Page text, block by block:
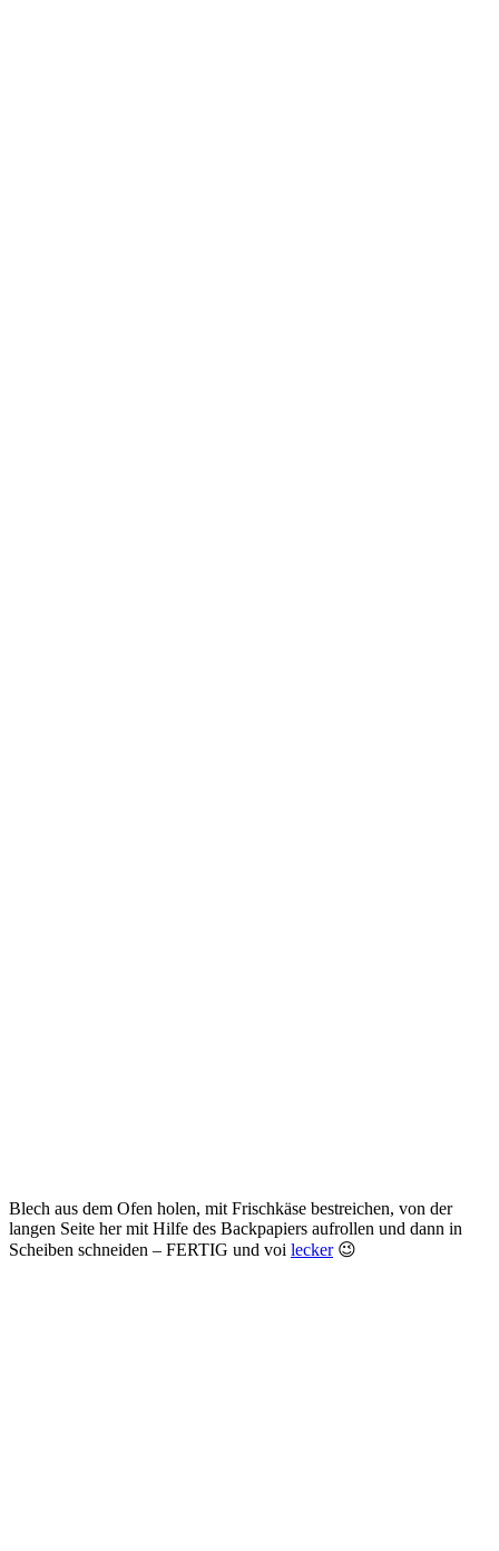
Blech aus dem Ofen holen, mit Frischkäse bestreichen, von der
langen Seite her mit Hilfe des Backpapiers aufrollen und dann in
Scheiben schneiden – FERTIG und voi lecker😉